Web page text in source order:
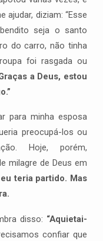
ajudar, diziam: “Esse
seja o santo
do carro, não tinha
foi rasgada ou
a Deus, estou
para minha esposa
preocupá-los ou
Hoje, porém,
milagre de Deus em
teria partido. Mas
disso: “Aquietai-
confiar que